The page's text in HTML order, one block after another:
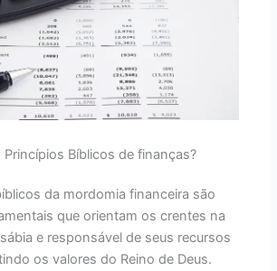
Princípios Bíblicos de finanças?
da mordomia financeira são
que orientam os crentes na
e responsável de seus recursos
os valores do Reino de Deus.